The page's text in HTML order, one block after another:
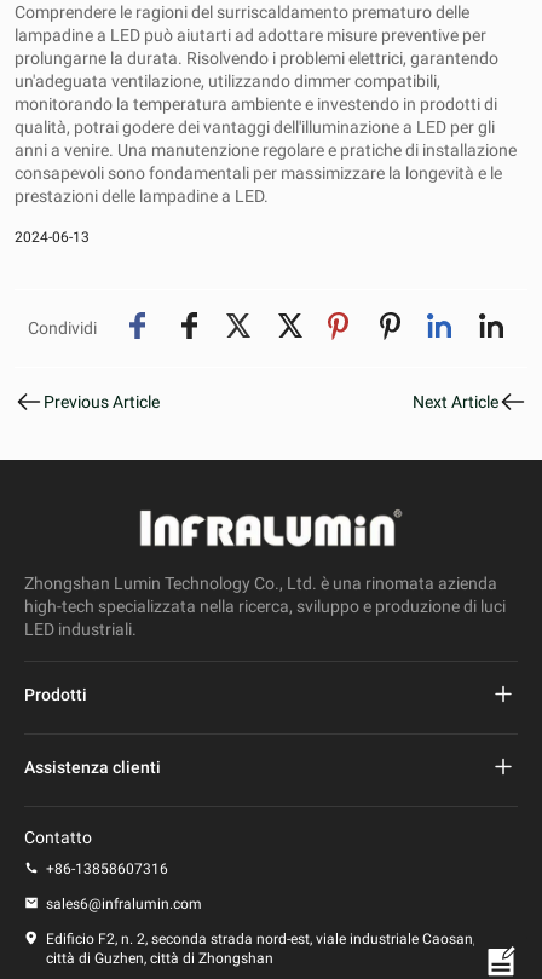
Comprendere le ragioni del surriscaldamento prematuro delle
lampadine a LED può aiutarti ad adottare misure preventive per
prolungarne la durata. Risolvendo i problemi elettrici, garantendo
un'adeguata ventilazione, utilizzando dimmer compatibili,
monitorando la temperatura ambiente e investendo in prodotti di
qualità, potrai godere dei vantaggi dell'illuminazione a LED per gli
anni a venire. Una manutenzione regolare e pratiche di installazione
consapevoli sono fondamentali per massimizzare la longevità e le
prestazioni delle lampadine a LED.
2024-06-13
Condividi
Previous Article Next Article
Zhongshan Lumin Technology Co., Ltd. è una rinomata azienda
high-tech specializzata nella ricerca, sviluppo e produzione di luci
LED industriali.
Prodotti
Lampione a led
Assistenza clienti
politica sulla riservatezza
Contatto
+86-13858607316
sales6@infralumin.com
Edificio F2, n. 2, seconda strada nord-est, viale industriale Caosan,
città di Guzhen, città di Zhongshan